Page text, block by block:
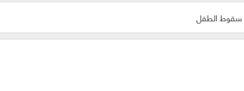
سقوط الطفل